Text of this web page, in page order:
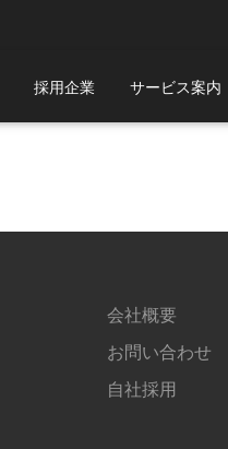
採用企業 サービス案内
会社概要
お問い合わせ
自社採用